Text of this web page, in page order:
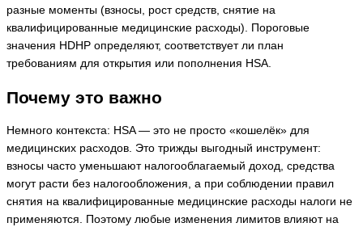
разные моменты (взносы, рост средств, снятие на
квалифицированные медицинские расходы). Пороговые
значения HDHP определяют, соответствует ли план
требованиям для открытия или пополнения HSA.
Почему это важно
Немного контекста: HSA — это не просто «кошелёк» для
медицинских расходов. Это трижды выгодный инструмент:
взносы часто уменьшают налогооблагаемый доход, средства
могут расти без налогообложения, а при соблюдении правил
снятия на квалифицированные медицинские расходы налоги не
применяются. Поэтому любые изменения лимитов влияют на